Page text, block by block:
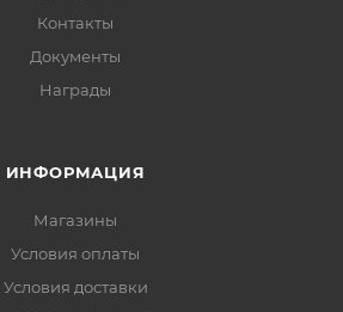
Контакты
Документы
Награды
ИНФОРМАЦИЯ
Магазины
Условия оплаты
Условия доставки